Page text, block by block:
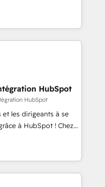
& Platform
in HubSpot.
you a roadmap on
Commercial
processes, we
and minimize
expertise to
an experienced
companies in
SaaS and
a customized
including a
a focus on ROI and
HubSpot
HubSpot
et les dirigeants à se
à HubSpot ! Chez
conviction que la
par l’innovation web,
client ! C'est
la fois capables de